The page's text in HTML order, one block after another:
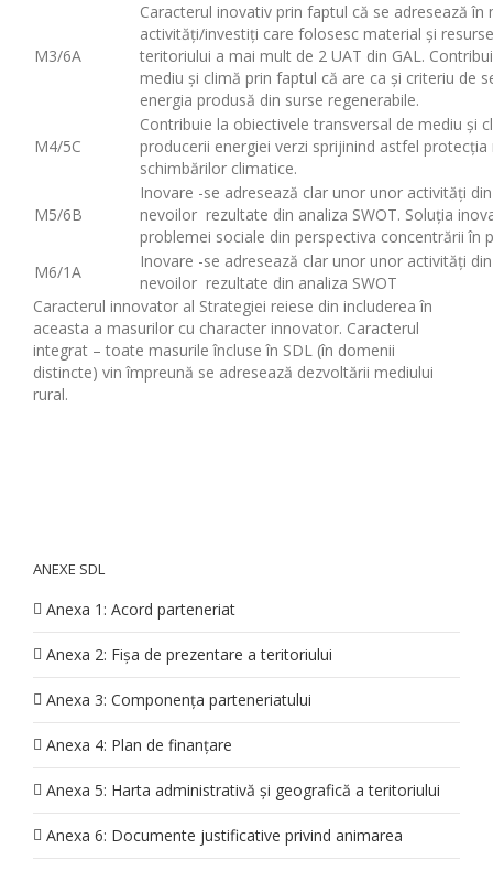
M3/6A
Caracterul inovativ prin faptul că se adresează
activități/investiți care folosesc material și
teritoriului a mai mult de 2 UAT din GAL.
mediu și climă prin faptul că are ca și criteriu de
energia produsă din surse regenerabile.
M4/5C
Contribuie la obiectivele transversal de mediu și
producerii energiei verzi sprijinind astfel
schimbărilor climatice.
M5/6B
Inovare -se adresează clar unor unor activități
nevoilor rezultate din analiza SWOT. Soluția
problemei sociale din perspectiva concentrării în
M6/1A
Inovare -se adresează clar unor unor activități
nevoilor rezultate din analiza SWOT
Caracterul innovator al Strategiei reiese din includerea în
aceasta a masurilor cu character innovator. Caracterul
integrat – toate masurile încluse în SDL (în domenii
distincte) vin împreună se adresează dezvoltării mediului
rural.
ANEXE SDL
Anexa 1: Acord parteneriat
Anexa 2: Fișa de prezentare a teritoriului
Anexa 3: Componența parteneriatului
Anexa 4: Plan de finanțare
Anexa 5: Harta administrativă și geografică a teritoriului
Anexa 6: Documente justificative privind animarea